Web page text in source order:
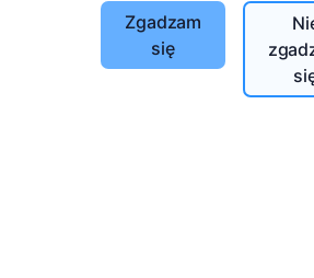
Lista gmin i
Polityka prywatności
Polityka płatności
Zgadzam
się